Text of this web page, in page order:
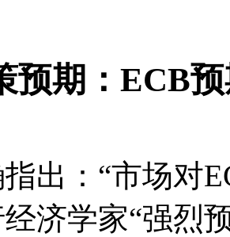
预期：ECB
出：“市场对
济学家“强烈